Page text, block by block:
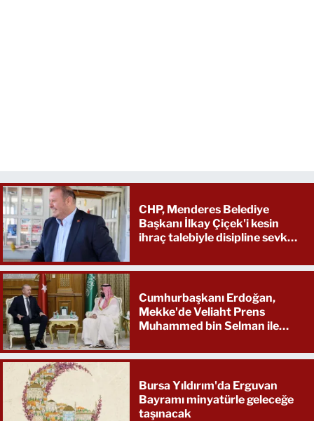
CHP, Menderes Belediye
Başkanı İlkay Çiçek'i kesin
ihraç talebiyle disipline sevk
Cumhurbaşkanı Erdoğan,
Mekke'de Veliaht Prens
Muhammed bin Selman ile
Bursa Yıldırım'da Erguvan
Bayramı minyatürle geleceğe
taşınacak